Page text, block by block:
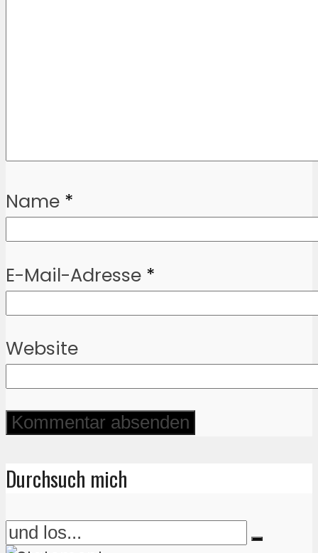
Name *
E-Mail-Adresse *
Website
Durchsuch mich